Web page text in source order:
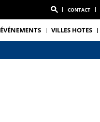
CONTACT
ÉVÉNEMENTS VILLES HOTES